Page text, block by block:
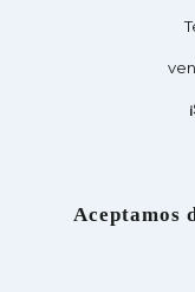
Aceptamos